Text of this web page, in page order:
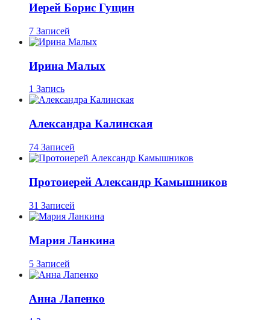
Иерей Борис Гущин
7 Записей
Ирина Малых
1 Запись
Александра Калинская
74 Записей
Протоиерей Александр Камышников
31 Записей
Мария Ланкина
5 Записей
Анна Лапенко